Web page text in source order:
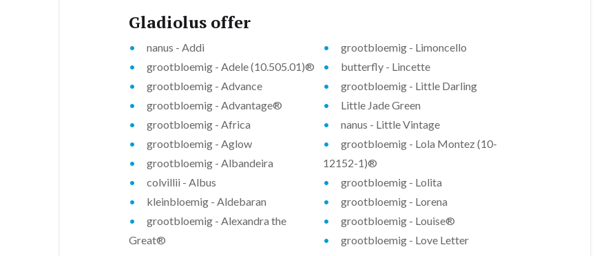
Gladiolus offer
nanus - Addi
grootbloemig - Adele (10.505.01)®
grootbloemig - Advance
grootbloemig - Advantage®
grootbloemig - Africa
grootbloemig - Aglow
grootbloemig - Albandeira
colvillii - Albus
kleinbloemig - Aldebaran
grootbloemig - Alexandra the
Great®
grootbloemig - Limoncello
butterfly - Lincette
grootbloemig - Little Darling
Little Jade Green
nanus - Little Vintage
grootbloemig - Lola Montez (10-
12152-1)®
grootbloemig - Lolita
grootbloemig - Lorena
grootbloemig - Louise®
grootbloemig - Love Letter